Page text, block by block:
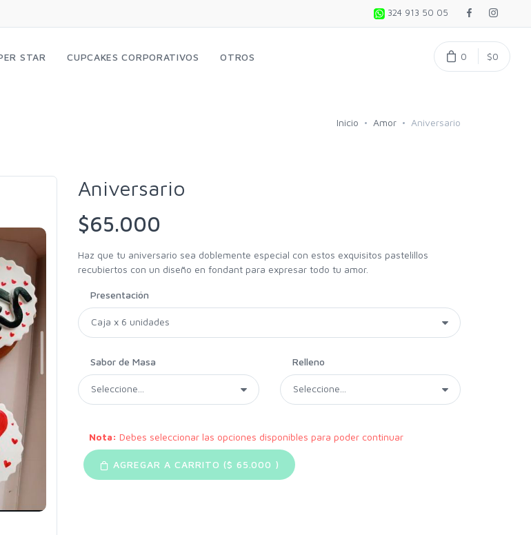
324 913 50 05
STAR CUPCAKES CORPORATIVOS OTROS 0 $0
Inicio Amor Aniversario
Aniversario
$65.000
Haz que tu aniversario sea doblemente especial con estos exquisitos pastelillos
recubiertos con un diseño en fondant para expresar todo tu amor.
Presentación
Sabor de Masa Relleno
Nota: Debes seleccionar las opciones disponibles para poder continuar
AGREGAR A CARRITO ($ 65.000 )